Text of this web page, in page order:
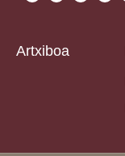
Artxiboa